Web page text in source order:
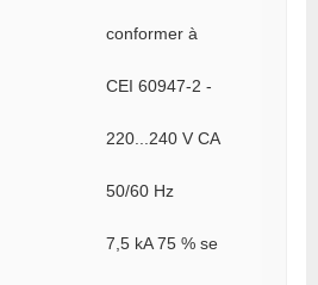
conformer à
CEI 60947-2 -
220...240 V CA
50/60 Hz
7,5 kA 75 % se